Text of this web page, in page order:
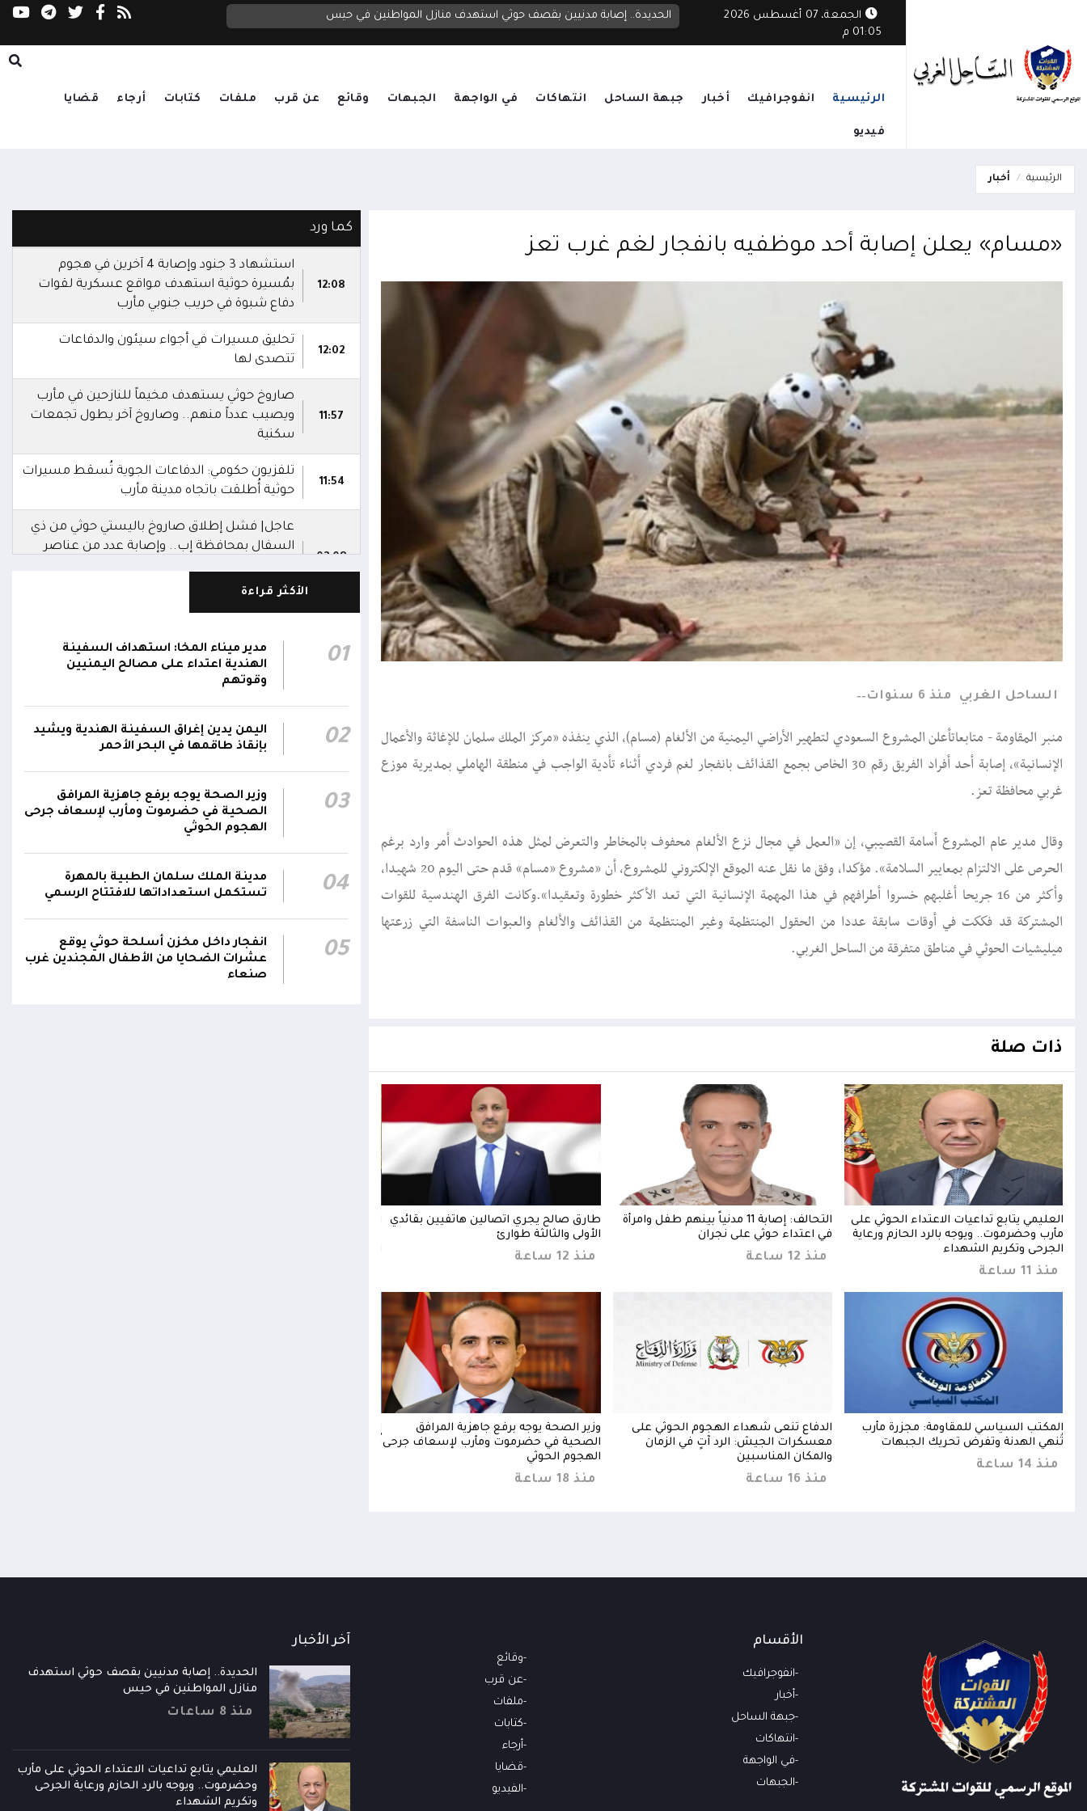
الجمعة، 07 أغسطس 2026
01:05 م
الحديدة.. إصابة مدنيين بقصف حوثي استهدف منازل المواطنين في حيس
الرئيسية انفوجرافيك أخبار جبهة الساحل انتهاكات في الواجهة الجبهات وقائع عن قرب ملفات كتابات أرجاء قضايا
فيديو
الرئيسية أخبار
«مسام» يعلن إصابة أحد موظفيه بانفجار لغم غرب تعز
الساحل الغربي منذ 6 سنوات
منبر المقاومة - متابعاتأعلن المشروع السعودي لتطهير الأراضي اليمنية من الألغام (مسام)، الذي ينفذه «مركز الملك سلمان للإغاثة والأعمال
الإنسانية»، إصابة أحد أفراد الفريق رقم 30 الخاص بجمع القذائف بانفجار لغم فردي أثناء تأدية الواجب في منطقة الهاملي بمديرية موزع
غربي محافظة تعز.
وقال مدير عام المشروع أسامة القصيبي، إن «العمل في مجال نزع الألغام محفوف بالمخاطر والتعرض لمثل هذه الحوادث أمر وارد برغم
الحرص على الالتزام بمعايير السلامة». مؤكدا، وفق ما نقل عنه الموقع الإلكتروني للمشروع، أن «مشروع «مسام» قدم حتى اليوم 20 شهيدا،
وأكثر من 16 جريحا أغلبهم خسروا أطرافهم في هذا المهمة الإنسانية التي تعد الأكثر خطورة وتعقيدا».وكانت الفرق الهندسية للقوات
المشتركة قد فككت في أوقات سابقة عددا من الحقول المنتظمة وغير المنتظمة من القذائف والألغام والعبوات الناسفة التي زرعتها
ميليشيات الحوثي في مناطق متفرقة من الساحل الغربي.
ذات صلة
العليمي يتابع تداعيات الاعتداء الحوثي على
مأرب وحضرموت.. ويوجه بالرد الحازم ورعاية
الجرحى وتكريم الشهداء
منذ 11 ساعة
التحالف: إصابة 11 مدنياً بينهم طفل وامرأة
في اعتداء حوثي على نجران
منذ 12 ساعة
طارق صالح يجري اتصالين هاتفيين بقائدي
الأولى والثالثة طوارئ
منذ 12 ساعة
المكتب السياسي للمقاومة: مجزرة مأرب
تُنهي الهدنة وتفرض تحريك الجبهات
منذ 14 ساعة
الدفاع تنعى شهداء الهجوم الحوثي على
معسكرات الجيش: الرد آتٍ في الزمان
والمكان المناسبين
منذ 16 ساعة
وزير الصحة يوجه برفع جاهزية المرافق
الصحية في حضرموت ومأرب لإسعاف جرحى
الهجوم الحوثي
منذ 18 ساعة
كما ورد
12:08
استشهاد 3 جنود وإصابة 4 آخرين في هجوم
بمُسيرة حوثية استهدف مواقع عسكرية لقوات
دفاع شبوة في حريب جنوبي مأرب
12:02
تحليق مسيرات في أجواء سيئون والدفاعات
تتصدى لها
11:57
صاروخ حوثي يستهدف مخيماً للنازحين في مأرب
ويصيب عدداً منهم.. وصاروخ آخر يطول تجمعات
سكنية
11:54
تلفزيون حكومي: الدفاعات الجوية تُسقط مسيرات
حوثية أُطلقت باتجاه مدينة مأرب
02:08
عاجل| فشل إطلاق صاروخ باليستي حوثي من ذي
السفال بمحافظة إب.. وإصابة عدد من عناصر
القاعدة
02:03
أبطال الجيش استشهدوا في هجوم حوثي
بالصواريخ الباليستية والمسيرات.. وتؤكد: الرد
سيكون رادعاً واستعادة الدولة مستمرة
00:42
نجران جراء اعتداءات حوثية بالمقذوفات على
الأعيان المدنية
نائب رئيس مجلس القيادة الفريق أول ركن طارق
صالح: جرائم الحوثي لن تثني القوات المسلحة عن
أداء واجبها الوطني واستعادة الدولة وعاصمتها
صنعاء
الأكثر قراءة
01
مدير ميناء المخا: استهداف السفينة
الهندية اعتداء على مصالح اليمنيين
وقوتهم
02
اليمن يدين إغراق السفينة الهندية ويشيد
بإنقاذ طاقمها في البحر الأحمر
03
وزير الصحة يوجه برفع جاهزية المرافق
الصحية في حضرموت ومأرب لإسعاف جرحى
الهجوم الحوثي
04
مدينة الملك سلمان الطبية بالمهرة
تستكمل استعداداتها للافتتاح الرسمي
05
انفجار داخل مخزن أسلحة حوثي يوقع
عشرات الضحايا من الأطفال المجندين غرب
صنعاء
الأقسام
انفوجرافيك
أخبار
جبهة الساحل
انتهاكات
في الواجهة
الجبهات
وقائع
عن قرب
ملفات
كتابات
أرجاء
قضايا
الفيديو
آخر الأخبار
الحديدة.. إصابة مدنيين بقصف حوثي استهدف
منازل المواطنين في حيس
منذ 8 ساعات
العليمي يتابع تداعيات الاعتداء الحوثي على مأرب
وحضرموت.. ويوجه بالرد الحازم ورعاية الجرحى
وتكريم الشهداء